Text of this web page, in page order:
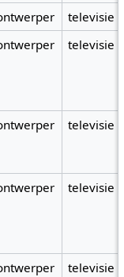
televisie
televisie
televisie
televisie
televisie